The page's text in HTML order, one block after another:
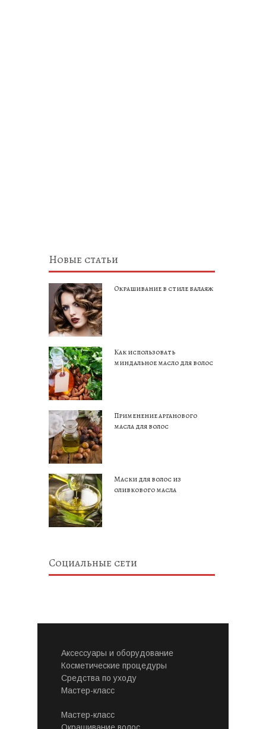
Новые статьи
Окрашивание в стиле балаяж
Как использовать
миндальное масло для волос
Применение арганового
масла для волос
Маски для волос из
оливкового масла
Социальные сети
Аксессуары и оборудование
Косметические процедуры
Средства по уходу
Мастер-класс
Мастер-класс